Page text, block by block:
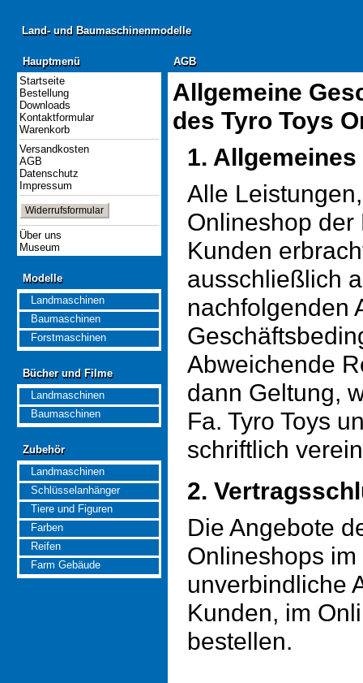
Land- und Baumaschinenmodelle
Land- und Baumaschinenmodelle
Hauptmenü
Hauptmenü
Startseite
Bestellung
Downloads
Kontaktformular
Warenkorb
Versandkosten
AGB
Datenschutz
Impressum
Widerrufsformular
Über uns
Museum
Modelle
Modelle
Landmaschinen
Baumaschinen
Forstmaschinen
Bücher und Filme
Bücher und Filme
Landmaschinen
Baumaschinen
Zubehör
Zubehör
Landmaschinen
Schlüsselanhänger
Tiere und Figuren
Farben
Reifen
Farm Gebäude
AGB
AGB
Allgemeine
des Tyro Toys
1. Allgemeines
Alle
Onlineshop der
Kunden
ausschließlich
nachfolgenden
Abweichende
dann Geltung,
Fa. Tyro Toys
schriftlich
2.
Die Angebote
Onlineshops
unverbindliche
Kunden, im
bestellen.